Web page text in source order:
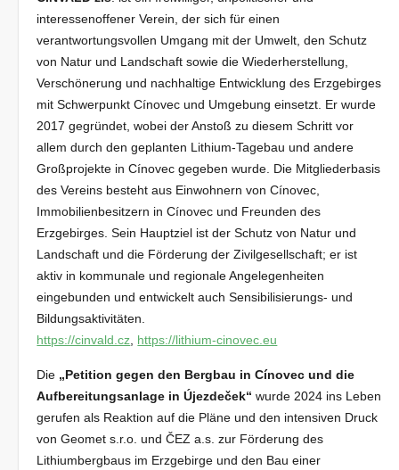
interessenoffener Verein, der sich für einen
verantwortungsvollen Umgang mit der Umwelt, den Schutz
von Natur und Landschaft sowie die Wiederherstellung,
Verschönerung und nachhaltige Entwicklung des Erzgebirges
mit Schwerpunkt Cínovec und Umgebung einsetzt. Er wurde
2017 gegründet, wobei der Anstoß zu diesem Schritt vor
allem durch den geplanten Lithium-Tagebau und andere
Großprojekte in Cínovec gegeben wurde. Die Mitgliederbasis
des Vereins besteht aus Einwohnern von Cínovec,
Immobilienbesitzern in Cínovec und Freunden des
Erzgebirges. Sein Hauptziel ist der Schutz von Natur und
Landschaft und die Förderung der Zivilgesellschaft; er ist
aktiv in kommunale und regionale Angelegenheiten
eingebunden und entwickelt auch Sensibilisierungs- und
Bildungsaktivitäten.
https://cinvald.cz https://lithium-cinovec.eu
Die „Petition gegen den Bergbau in Cínovec und die
Aufbereitungsanlage in Újezdeček“ wurde 2024 ins Leben
gerufen als Reaktion auf die Pläne und den intensiven Druck
von Geomet s.r.o. und ČEZ a.s. zur Förderung des
Lithiumbergbaus im Erzgebirge und den Bau einer